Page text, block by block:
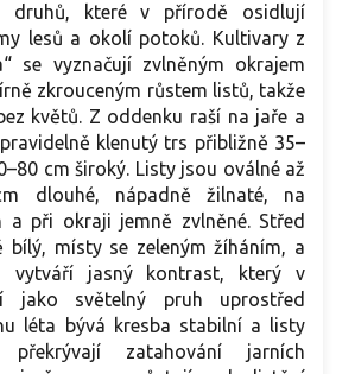
druhů, které v přírodě osidlují
lesů a okolí potoků. Kultivary z
se vyznačují zvlněným okrajem
zkrouceným růstem listů, takže
květů. Z oddenku raší na jaře a
klenutý trs přibližně 35–
cm široký. Listy jsou oválné až
dlouhé, nápadně žilnaté, na
a při okraji jemně zvlněné. Střed
bílý, místy se zeleným žíháním, a
vytváří jasný kontrast, který v
jako světelný pruh uprostřed
léta bývá kresba stabilní a listy
zatahování jarních